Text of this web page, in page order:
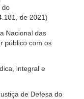
do
de 2021)
Nacional das
público com os
integral e
de Defesa do